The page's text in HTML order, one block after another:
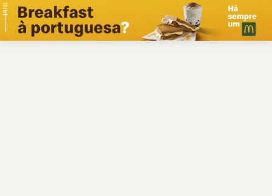
PUB.